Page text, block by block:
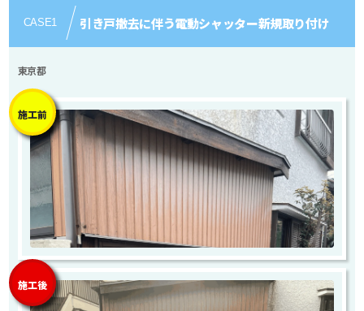
CASE1 引き戸撤去に伴う電動シャッター新規取り付け
東京都
施工前
施工後